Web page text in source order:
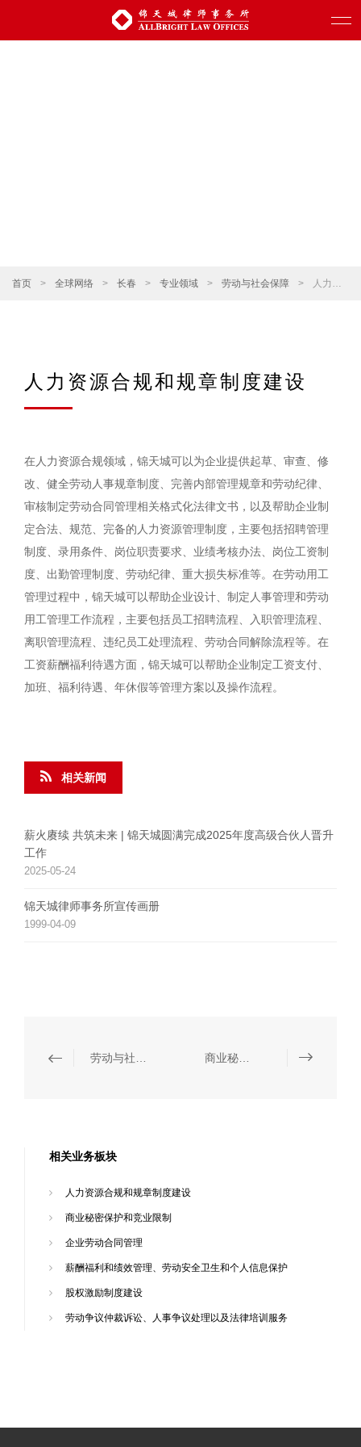
首页 > 全球网络 > 长春 > 专业领域 > 劳动与社会保障 > 人力资源合规和规章制度建设
人力资源合规和规章制度建设
在人力资源合规领域，锦天城可以为企业提供起草、审查、修
改、健全劳动人事规章制度、完善内部管理规章和劳动纪律、
审核制定劳动合同管理相关格式化法律文书，以及帮助企业制
定合法、规范、完备的人力资源管理制度，主要包括招聘管理
制度、录用条件、岗位职责要求、业绩考核办法、岗位工资制
度、出勤管理制度、劳动纪律、重大损失标准等。在劳动用工
管理过程中，锦天城可以帮助企业设计、制定人事管理和劳动
用工管理工作流程，主要包括员工招聘流程、入职管理流程、
离职管理流程、违纪员工处理流程、劳动合同解除流程等。在
工资薪酬福利待遇方面，锦天城可以帮助企业制定工资支付、
加班、福利待遇、年休假等管理方案以及操作流程。
相关新闻
薪火赓续 共筑未来 | 锦天城圆满完成2025年度高级合伙人晋升
工作
2025-05-24
锦天城律师事务所宣传画册
1999-04-09
相关业务板块
人力资源合规和规章制度建设
商业秘密保护和竞业限制
企业劳动合同管理
薪酬福利和绩效管理、劳动安全卫生和个人信息保护
股权激励制度建设
劳动争议仲裁诉讼、人事争议处理以及法律培训服务